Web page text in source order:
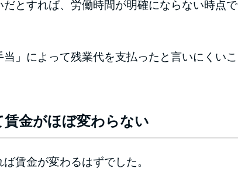
とすれば、労働時間が明確にならない時点
」によって残業代を支払ったと言いにくいこ
金がほぼ変わらない
賃金が変わるはずでした。